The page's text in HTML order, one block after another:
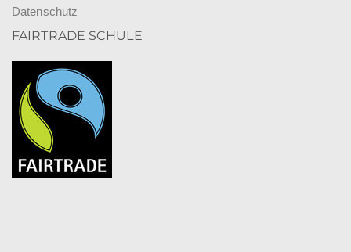
Datenschutz
FAIRTRADE SCHULE